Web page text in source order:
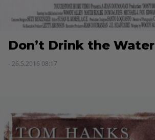
Don’t Drink the Water
- 26.5.2016 08:17